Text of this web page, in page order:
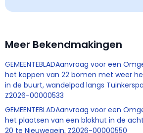
Meer Bekendmakingen
GEMEENTEBLADAanvraag voor een
het kappen van 22 bomen met weer
in de buurt, wandelpad langs
Z2026-00000533
GEMEENTEBLADAanvraag voor een
het plaatsen van een blokhut in de
20 te Nieuwegein, Z2026-00000550